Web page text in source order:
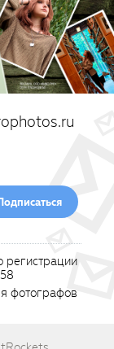
регистрации
фотографов